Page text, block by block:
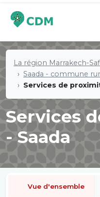
La région Marrakech-
Saada - commune
Services de
Services
- Saada
Vue d'ensemble